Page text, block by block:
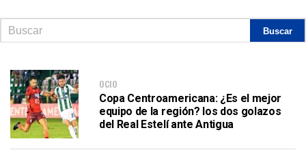
OCIO
Copa Centroamericana: ¿Es el mejor
equipo de la región? los dos golazos
del Real Estelí ante Antigua